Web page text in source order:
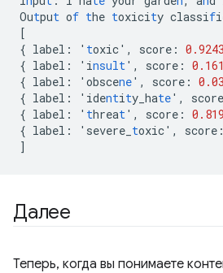
Output of the toxicity classif
[
{ label : ' toxic' , score :
{ label : 'insult' , score :
{ label : 'obscene' , score :
{ label : 'identity_hate' , score
{ label : ' threat' , score :
{ label : 'severe_ toxic' , score :
]
Далее
Теперь, когда вы понимаете